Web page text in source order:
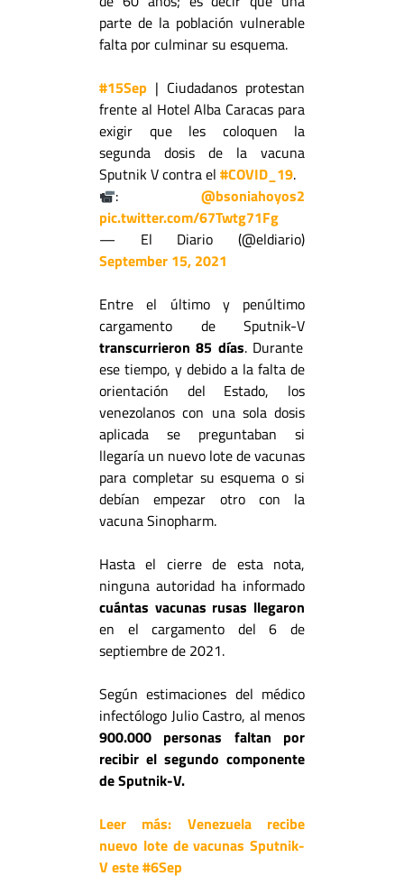
parte de la población vulnerable
falta por culminar su esquema.
#15Sep | Ciudadanos protestan
frente al Hotel Alba Caracas para
exigir que les coloquen la
segunda dosis de la vacuna
Sputnik V contra el #COVID_19.
: @bsoniahoyos2
pic.twitter.com/67Twtg71Fg
— El Diario (@eldiario)
September 15, 2021
Entre el último y penúltimo
cargamento de Sputnik-V
transcurrieron 85 días. Durante
ese tiempo, y debido a la falta de
orientación del Estado, los
venezolanos con una sola dosis
aplicada se preguntaban si
llegaría un nuevo lote de vacunas
para completar su esquema o si
debían empezar otro con la
vacuna Sinopharm.
Hasta el cierre de esta nota,
ninguna autoridad ha informado
cuántas vacunas rusas llegaron
en el cargamento del 6 de
septiembre de 2021.
Según estimaciones del médico
infectólogo Julio Castro, al menos
900.000 personas faltan por
recibir el segundo componente
de Sputnik-V.
Leer más: Venezuela recibe
nuevo lote de vacunas Sputnik-
V este #6Sep